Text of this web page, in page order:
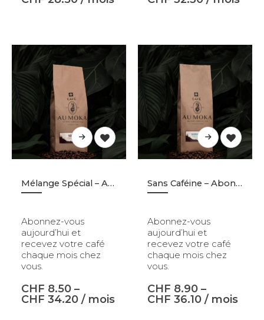
Mélange Spécial – Abonnement
Abonnez-vous
aujourd’hui et
recevez votre café
chaque mois chez
vous.
CHF 8.50 –
CHF 34.20 / mois
Sans Caféine – Abonnement
Abonnez-vous
aujourd’hui et
recevez votre café
chaque mois chez
vous.
CHF 8.90 –
CHF 36.10 / mois